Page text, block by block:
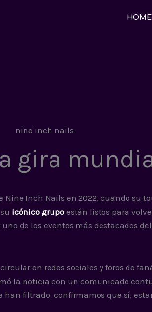
HOME
gira
Nine Inch Nails en 2022, cuando su
icónico grupo están listos para
de los eventos más destacados
en redes sociales y foros de
la noticia con un comunicado
filtrado, confirmamos que sí,